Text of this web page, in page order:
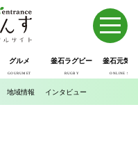
グルメ
GOURUMET
釜石ラグビー
RUGBY
釜石元気
ONLINE SHOP
地域情報 インタビュー